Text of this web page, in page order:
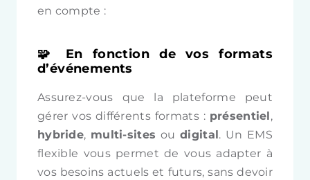
en compte :
🧩 En fonction de vos formats
d’événements
Assurez-vous que la plateforme peut
gérer vos différents formats : présentiel ,
hybride, multi-sites ou digital . Un EMS
flexible vous permet de vous adapter à
vos besoins actuels et futurs, sans devoir